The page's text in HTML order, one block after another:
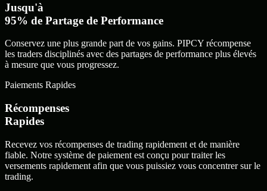
Jusqu'à
95% de Partage de Performance
Conservez une plus grande part de vos gains. PIPCY récompense
les traders disciplinés avec des partages de performance plus élevés
à mesure que vous progressez.
Paiements Rapides
Récompenses
Rapides
Recevez vos récompenses de trading rapidement et de manière
fiable. Notre système de paiement est conçu pour traiter les
versements rapidement afin que vous puissiez vous concentrer sur le
trading.